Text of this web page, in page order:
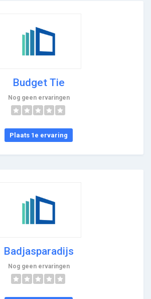
Budget Tie
Nog geen ervaringen
Plaats 1e ervaring
Badjasparadijs
Nog geen ervaringen